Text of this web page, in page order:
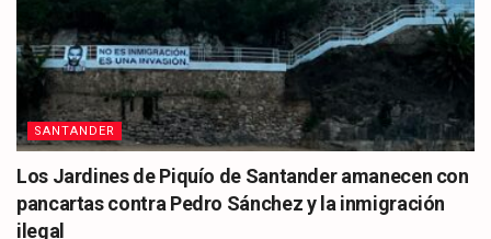
SANTANDER
Los Jardines de Piquío de Santander amanecen con
pancartas contra Pedro Sánchez y la inmigración
ilegal